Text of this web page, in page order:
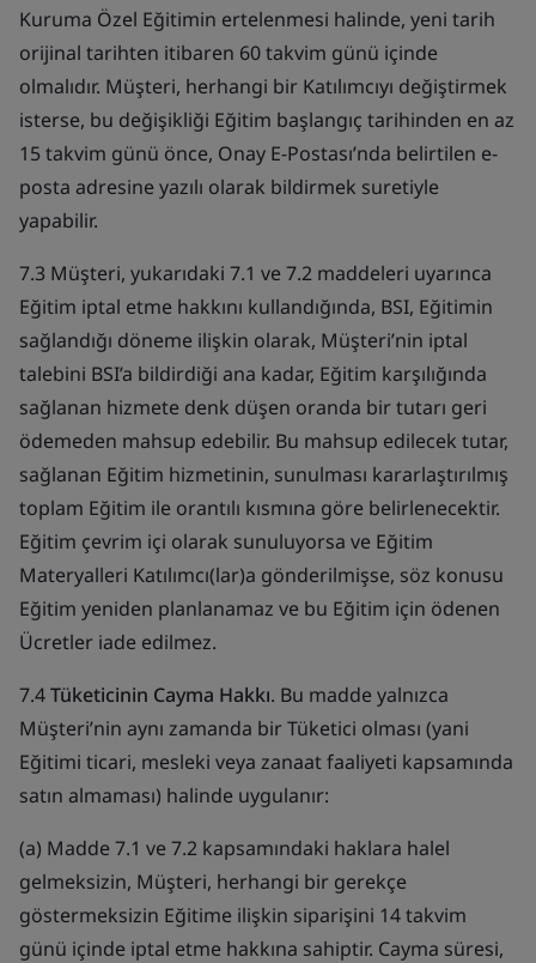
Kuruma Özel Eğitimin ertelenmesi halinde, yeni tarih
orijinal tarihten itibaren 60 takvim günü içinde
olmalıdır. Müşteri, herhangi bir Katılımcıyı değiştirmek
isterse, bu değişikliği Eğitim başlangıç tarihinden en az
15 takvim günü önce, Onay E-Postası’nda belirtilen e-
posta adresine yazılı olarak bildirmek suretiyle
yapabilir.
7.3 Müşteri, yukarıdaki 7.1 ve 7.2 maddeleri uyarınca
Eğitim iptal etme hakkını kullandığında, BSI, Eğitimin
sağlandığı döneme ilişkin olarak, Müşteri’nin iptal
talebini BSI’a bildirdiği ana kadar, Eğitim karşılığında
sağlanan hizmete denk düşen oranda bir tutarı geri
ödemeden mahsup edebilir. Bu mahsup edilecek tutar,
sağlanan Eğitim hizmetinin, sunulması kararlaştırılmış
toplam Eğitim ile orantılı kısmına göre belirlenecektir.
Eğitim çevrim içi olarak sunuluyorsa ve Eğitim
Materyalleri Katılımcı(lar)a gönderilmişse, söz konusu
Eğitim yeniden planlanamaz ve bu Eğitim için ödenen
Ücretler iade edilmez.
7.4Tüketicinin Cayma Hakkı. Bu madde yalnızca
Müşteri’nin aynı zamanda bir Tüketici olması (yani
Eğitimi ticari, mesleki veya zanaat faaliyeti kapsamında
satın almaması) halinde uygulanır:
(a) Madde 7.1 ve 7.2 kapsamındaki haklara halel
gelmeksizin, Müşteri, herhangi bir gerekçe
göstermeksizin Eğitime ilişkin siparişini 14 takvim
günü içinde iptal etme hakkına sahiptir. Cayma süresi,